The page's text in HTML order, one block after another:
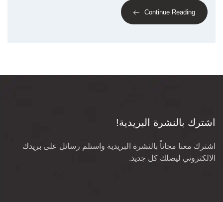
Continue Reading
اشترك بالنشرة البريدية!
اشترك معنا مجاناً بالنشرة البريدية واستلم رسائل على بريدك
الالكتروني ليصلك كل جديد.